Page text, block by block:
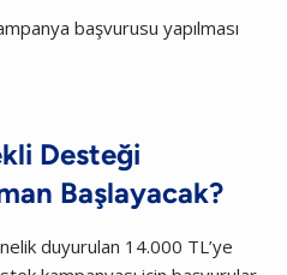
başvurusu yapılması
Desteği
Başlayacak?
duyurulan 14.000 TL’ye